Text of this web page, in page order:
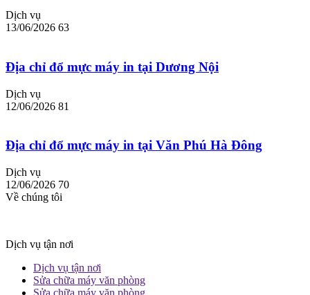
Dịch vụ
13/06/2026 63
Địa chỉ đổ mực máy in tại Dương Nội
Dịch vụ
12/06/2026 81
Địa chỉ đổ mực máy in tại Văn Phú Hà Đông
Dịch vụ
12/06/2026 70
Về chúng tôi
Dịch vụ tận nơi
Dịch vụ tận nơi
Sửa chữa máy văn phòng